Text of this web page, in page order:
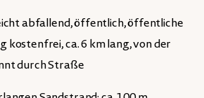
abfallend, öffentlich, öffentliche
kostenfrei, ca. 6 km lang, von der
durch Straße